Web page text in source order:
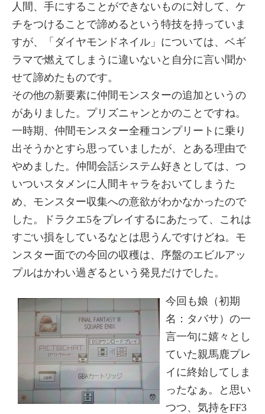
人間、手にすることができないものに対して、ケ
チをつけることで諦めるという特技を持っていま
すが、「ダイヤモンドネイル」については、ベギ
ラマで燃えてしまうに違いないと自分に言い聞か
せて諦めたものです。
その他の新要素に仲間モンスターの追加というの
がありました。プリズニャンとかのことですね。
一時期、仲間モンスター全種コンプリートに乗り
出そうかとすら思っていましたが、とある理由で
やめました。仲間会話システム好きとしては、つ
いついスタメンに人間キャラをおいてしまうた
め、モンスター収集への意欲がわかなかったので
した。ドラクエ5をプレイするにあたって、これは
すごい損をしているなとは思うんですけどね。モ
ンスター面での今回の収穫は、序盤のエビルアッ
プルはかわい過ぎるという発見だけでした。
今回も娘（初期
名：タバサ）の一
言一句に嬉々とし
ていた親馬鹿プレ
イに終始してしま
ったなぁ。と思い
つつ、気持をFF3